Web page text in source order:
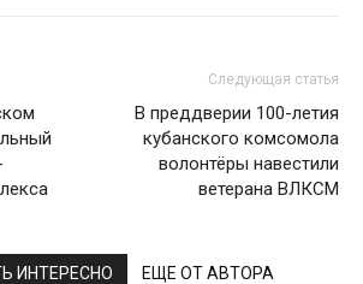
Следующая статья
В преддверии 100-летия
кубанского комсомола
волонтёры навестили
ветерана ВЛКСМ
ИНТЕРЕСНО ЕЩЕ ОТ АВТОРА